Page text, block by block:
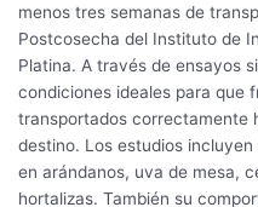
menos tres semanas de
Postcosecha del Instituto de
Platina. A través de ensayos
condiciones ideales para que
transportados correctamente
destino. Los estudios
en arándanos, uva de mesa,
hortalizas. También su